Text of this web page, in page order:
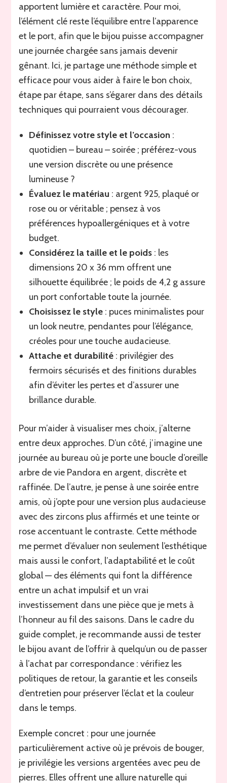
apportent lumière et caractère. Pour moi,
l’élément clé reste l’équilibre entre l’apparence
et le port, afin que le bijou puisse accompagner
une journée chargée sans jamais devenir
gênant. Ici, je partage une méthode simple et
efficace pour vous aider à faire le bon choix,
étape par étape, sans s’égarer dans des détails
techniques qui pourraient vous décourager.
Définissez votre style et l’occasion :
quotidien – bureau – soirée ; préférez-vous
une version discrète ou une présence
lumineuse ?
Évaluez le matériau : argent 925, plaqué or
rose ou or véritable ; pensez à vos
préférences hypoallergéniques et à votre
budget.
Considérez la taille et le poids : les
dimensions 20 x 36 mm offrent une
silhouette équilibrée ; le poids de 4,2 g assure
un port confortable toute la journée.
Choisissez le style : puces minimalistes pour
un look neutre, pendantes pour l’élégance,
créoles pour une touche audacieuse.
Attache et durabilité : privilégier des
fermoirs sécurisés et des finitions durables
afin d’éviter les pertes et d’assurer une
brillance durable.
Pour m’aider à visualiser mes choix, j’alterne
entre deux approches. D’un côté, j’imagine une
journée au bureau où je porte une boucle d’oreille
arbre de vie Pandora en argent, discrète et
raffinée. De l’autre, je pense à une soirée entre
amis, où j’opte pour une version plus audacieuse
avec des zircons plus affirmés et une teinte or
rose accentuant le contraste. Cette méthode
me permet d’évaluer non seulement l’esthétique
mais aussi le confort, l’adaptabilité et le coût
global — des éléments qui font la différence
entre un achat impulsif et un vrai
investissement dans une pièce que je mets à
l’honneur au fil des saisons. Dans le cadre du
guide complet, je recommande aussi de tester
le bijou avant de l’offrir à quelqu’un ou de passer
à l’achat par correspondance : vérifiez les
politiques de retour, la garantie et les conseils
d’entretien pour préserver l’éclat et la couleur
dans le temps.
Exemple concret : pour une journée
particulièrement active où je prévois de bouger,
je privilégie les versions argentées avec peu de
pierres. Elles offrent une allure naturelle qui